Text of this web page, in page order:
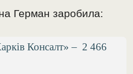
Герман заробила:
Консалт» – 2 466